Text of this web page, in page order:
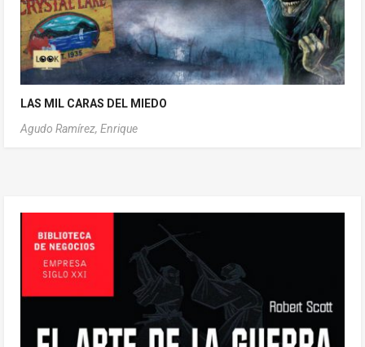
LAS MIL CARAS DEL MIEDO
Agudo Ramírez, Enrique